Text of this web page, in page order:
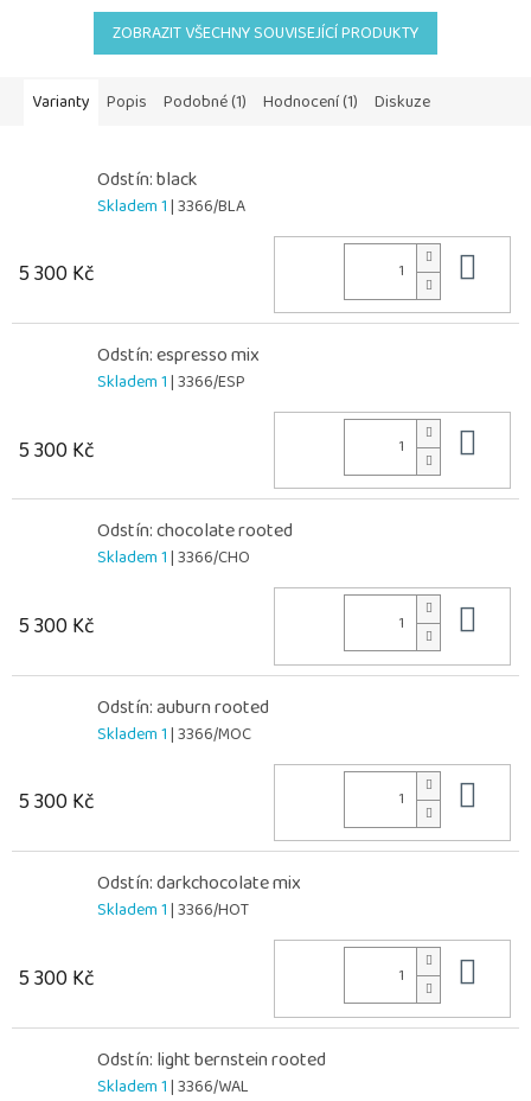
ZOBRAZIT VŠECHNY SOUVISEJÍCÍ PRODUKTY
Varianty Popis Podobné (1) Hodnocení (1) Diskuze
Odstín: black
Skladem 1| 3366/BLA
5 300 Kč
Odstín: espresso mix
Skladem 1| 3366/ESP
5 300 Kč
Odstín: chocolate rooted
Skladem 1| 3366/CHO
5 300 Kč
Odstín: auburn rooted
Skladem 1| 3366/MOC
5 300 Kč
Odstín: darkchocolate mix
Skladem 1| 3366/HOT
5 300 Kč
Odstín: light bernstein rooted
Skladem 1| 3366/WAL